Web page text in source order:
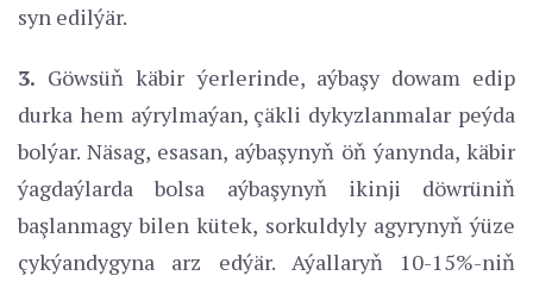
syn edilýär.
3. Göwsüň käbir ýerlerinde, aýbaşy dowam edip
durka hem aýrylmaýan, çäkli dykyzlanmalar peýda
bolýar. Näsag, esasan, aýbaşynyň öň ýanynda, käbir
ýagdaýlarda bolsa aýbaşynyň ikinji döwrüniň
başlanmagy bilen kütek, sorkuldyly agyrynyň ýüze
çykýandygyna arz edýär. Aýallaryň 10-15%-niň